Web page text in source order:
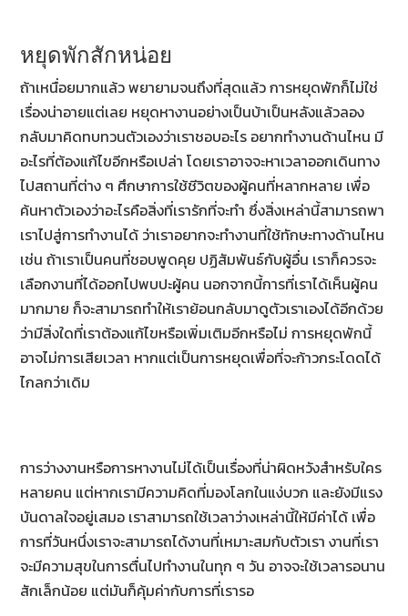
หยุดพักสักหน่อย
ถ้าเหนื่อยมากแล้ว พยายามจนถึงที่สุดแล้ว การหยุดพักก็ไม่ใช่
เรื่องน่าอายแต่เลย หยุดหางานอย่างเป็นบ้าเป็นหลังแล้วลอง
กลับมาคิดทบทวนตัวเองว่าเราชอบอะไร อยากทำงานด้านไหน มี
อะไรที่ต้องแก้ไขอีกหรือเปล่า โดยเราอาจจะหาเวลาออกเดินทาง
ไปสถานที่ต่าง ๆ ศึกษาการใช้ชีวิตของผู้คนที่หลากหลาย เพื่อ
ค้นหาตัวเองว่าอะไรคือสิ่งที่เรารักที่จะทำ ซึ่งสิ่งเหล่านี้สามารถพา
เราไปสู่การทำงานได้ ว่าเราอยากจะทำงานที่ใช้ทักษะทางด้านไหน
เช่น ถ้าเราเป็นคนที่ชอบพูดคุย ปฏิสัมพันธ์กับผู้อื่น เราก็ควรจะ
เลือกงานที่ได้ออกไปพบปะผู้คน นอกจากนี้การที่เราได้เห็นผู้คน
มากมาย ก็จะสามารถทำให้เราย้อนกลับมาดูตัวเราเองได้อีกด้วย
ว่ามีสิ่งใดที่เราต้องแก้ไขหรือเพิ่มเติมอีกหรือไม่ การหยุดพักนี้
อาจไม่การเสียเวลา หากแต่เป็นการหยุดเพื่อที่จะก้าวกระโดดได้
ไกลกว่าเดิม
การว่างงานหรือการหางานไม่ได้เป็นเรื่องที่น่าผิดหวังสำหรับใคร
หลายคน แต่หากเรามีความคิดที่มองโลกในแง่บวก และยังมีแรง
บันดาลใจอยู่เสมอ เราสามารถใช้เวลาว่างเหล่านี้ให้มีค่าได้ เพื่อ
การที่วันหนึ่งเราจะสามารถได้งานที่เหมาะสมกับตัวเรา งานที่เรา
จะมีความสุขในการตื่นไปทำงานในทุก ๆ วัน อาจจะใช้เวลารอนาน
สักเล็กน้อย แต่มันก็คุ้มค่ากับการที่เรารอ